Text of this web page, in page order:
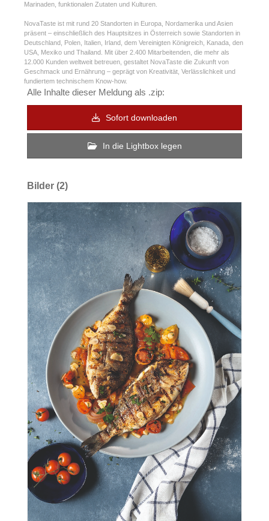
Marinaden, funktionalen Zutaten und Kulturen.
NovaTaste ist mit rund 20 Standorten in Europa, Nordamerika und Asien
präsent – einschließlich des Hauptsitzes in Österreich sowie Standorten in
Deutschland, Polen, Italien, Irland, dem Vereinigten Königreich, Kanada, den
USA, Mexiko und Thailand. Mit über 2.400 Mitarbeitenden, die mehr als
12.000 Kunden weltweit betreuen, gestaltet NovaTaste die Zukunft von
Geschmack und Ernährung – geprägt von Kreativität, Verlässlichkeit und
fundiertem technischem Know-how.
Alle Inhalte dieser Meldung als .zip:
Sofort downloaden
In die Lightbox legen
Bilder (2)